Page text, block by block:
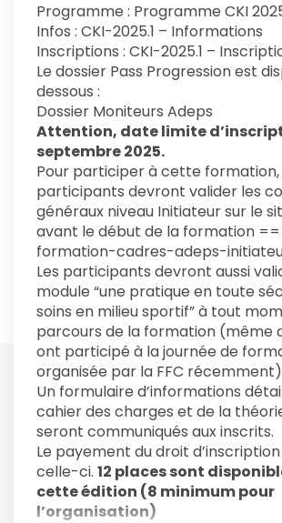
Programme : Programme CKI
Infos : CKI-2025.1 – Informations
Inscriptions : CKI-2025.1 –
Le dossier Pass Progression est
dessous :
Dossier Moniteurs Adeps
Attention, date limite
septembre 2025.
Pour participer à cette formation,
participants devront valider les
généraux niveau Initiateur sur le
avant le début de la formation
formation-cadres-adeps-
Les participants devront aussi
module “une pratique en toute
soins en milieu sportif” à tout
parcours de la formation (même
ont participé à la journée de
organisée par la FFC
Un formulaire d’informations
cahier des charges et de la
seront communiqués aux inscrits.
Le payement du droit
celle-ci. 12 places sont
cette édition (8 minimum pour
l’organisation)